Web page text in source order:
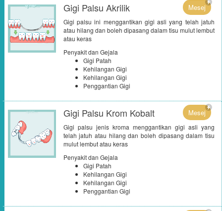
Gigi Palsu Akrilik Mesej
Gigi palsu ini menggantikan gigi asli yang telah jatuh
atau hilang dan boleh dipasang dalam tisu mulut lembut
atau keras
Penyakit dan Gejala
Gigi Patah
Kehilangan Gigi
Kehilangan Gigi
Penggantian Gigi
Gigi Palsu Krom Kobalt Mesej
Gigi palsu jenis kroma menggantikan gigi asli yang
telah jatuh atau hilang dan boleh dipasang dalam tisu
mulut lembut atau keras
Penyakit dan Gejala
Gigi Patah
Kehilangan Gigi
Kehilangan Gigi
Penggantian Gigi